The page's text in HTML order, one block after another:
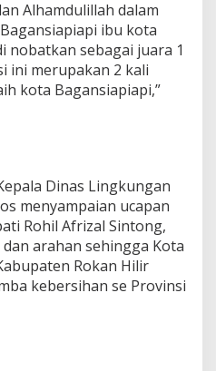
Alhamdulillah dalam
ibu kota
nobatkan sebagai juara 1
ini merupakan 2 kali
kota Bagansiapiapi,”
Dinas Lingkungan
menyampaian ucapan
Rohil Afrizal Sintong,
arahan sehingga Kota
Rokan Hilir
kebersihan se Provinsi